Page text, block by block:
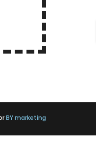
BY marketing